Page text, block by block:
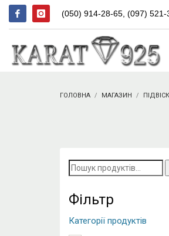
(050) 914-28-65, (097) 521-
ГОЛОВНА МАГАЗИН
Пошук
за
запитом:
Фільтр
Категорії продуктів